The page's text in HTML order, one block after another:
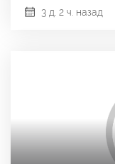
3 д. 2 ч. назад